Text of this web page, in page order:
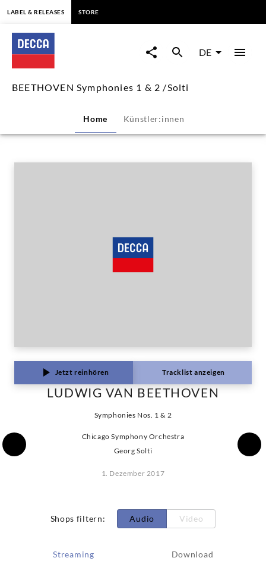
BEETHOVEN
Symphonies
2
/Solti
LABEL & RELEASES STORE
DE
BEETHOVEN Symphonies 1 & 2 /Solti
Home Künstler:innen
Jetzt reinhören Tracklist anzeigen
LUDWIG VAN BEETHOVEN
Symphonies Nos. 1 & 2
Chicago Symphony Orchestra
Georg Solti
1. Dezember 2017
Shops filtern: Audio Video
Streaming Download